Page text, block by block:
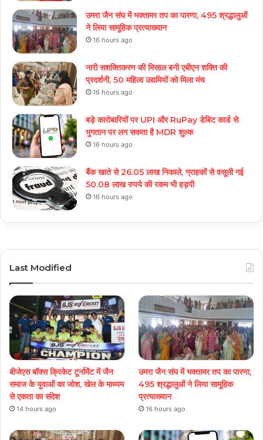
उमरा जैन संघ में भक्तामर तप का पारणा, 495 श्रद्धालुओं
ने लिया सामूहिक प्रत्याख्यान
16 hours ago
नारी सशक्तिकरण की मिसाल बनी एबीएन शक्ति की
प्रदर्शनी, 50 महिला उद्यमियों को मिला मंच
16 hours ago
बड़े कारोबारियों पर UPI और RuPay डेबिट कार्ड से
भुगतान पर लग सकता है MDR शुल्क
16 hours ago
बैंक खाते से 26.05 लाख निकाले, ग्राहकों से वसूली गई
50.08 लाख रुपये की रकम भी हड़पी
16 hours ago
Last Modified
बीजेएस बॉक्स क्रिकेट टूर्नामेंट में जैन
समाज के युवाओं का जोश, खेल के माध्यम
से एकता का संदेश
14 hours ago
उमरा जैन संघ में भक्तामर तप का पारणा,
495 श्रद्धालुओं ने लिया सामूहिक
प्रत्याख्यान
16 hours ago